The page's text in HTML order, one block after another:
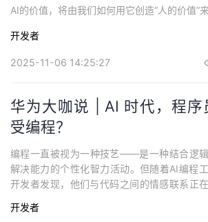
AI的价值，将由我们如何用它创造“人的价值”来
开发者
2025-11-06 14:25:27
华为大咖说 | AI 时代，程序
受编程？
编程一直被视为一种技艺——是一种结合逻
解决能力的个性化智力活动。但随着AI编程
开发者发现，他们与代码之间的情感联系正
结。接下来，笔者将深入剖析在AI时代，程
开发者